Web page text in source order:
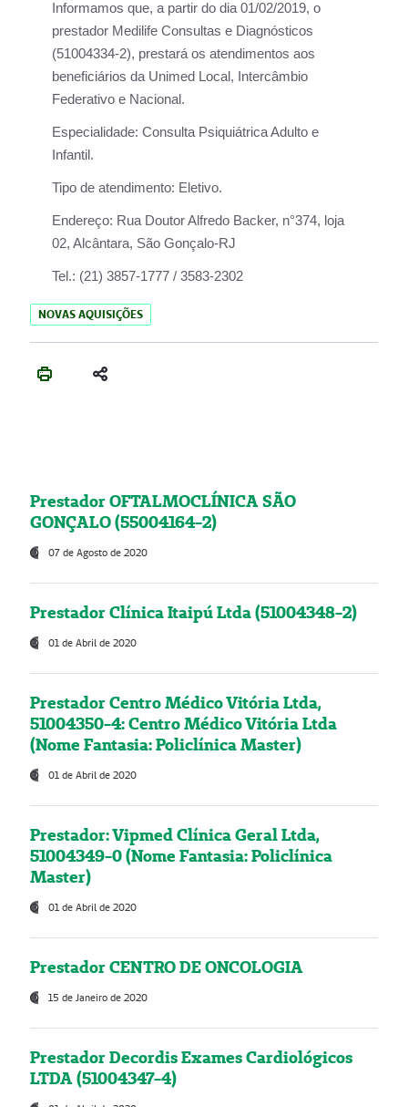
Informamos que, a partir do dia 01/02/2019, o
prestador Medilife Consultas e Diagnósticos
(51004334-2), prestará os atendimentos aos
beneficiários da Unimed Local, Intercâmbio
Federativo e Nacional.
Especialidade: Consulta Psiquiátrica Adulto e
Infantil.
Tipo de atendimento: Eletivo.
Endereço: Rua Doutor Alfredo Backer, n°374, loja
02, Alcântara, São Gonçalo-RJ
Tel.: (21) 3857-1777 / 3583-2302
NOVAS AQUISIÇÕES
Prestador OFTALMOCLÍNICA SÃO
GONÇALO (55004164-2)
07 de Agosto de 2020
Prestador Clínica Itaipú Ltda (51004348-2)
01 de Abril de 2020
Prestador Centro Médico Vitória Ltda,
51004350-4: Centro Médico Vitória Ltda
(Nome Fantasia: Policlínica Master)
01 de Abril de 2020
Prestador: Vipmed Clínica Geral Ltda,
51004349-0 (Nome Fantasia: Policlínica
Master)
01 de Abril de 2020
Prestador CENTRO DE ONCOLOGIA
15 de Janeiro de 2020
Prestador Decordis Exames Cardiológicos
LTDA (51004347-4)